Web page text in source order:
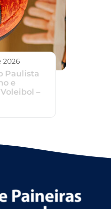
2026
Paulista
e
–